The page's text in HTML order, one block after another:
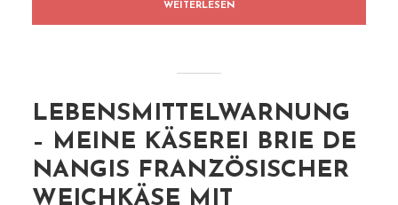
WEITERLESEN
LEBENSMITTELWARNUNG
– MEINE KÄSEREI BRIE DE
NANGIS FRANZÖSISCHER
WEICHKÄSE MIT